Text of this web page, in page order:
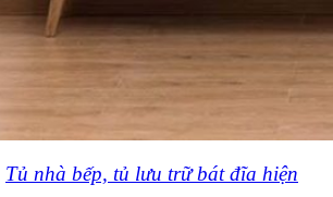
Tủ nhà bếp, tủ lưu trữ bát đĩa hiện